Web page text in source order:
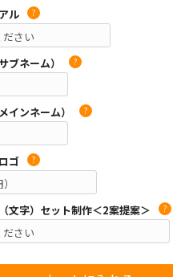
ル ?
ブネーム） ?
インネーム） ?
ゴ ?
文字）セット制作＜2案提案＞ ?